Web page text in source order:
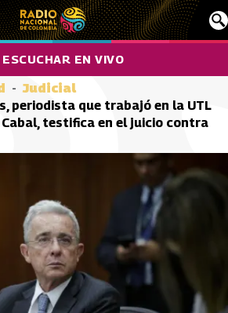
ESCUCHAR EN VIVO
Judicial
periodista que trabajó en la UTL
Cabal, testifica en el juicio contra